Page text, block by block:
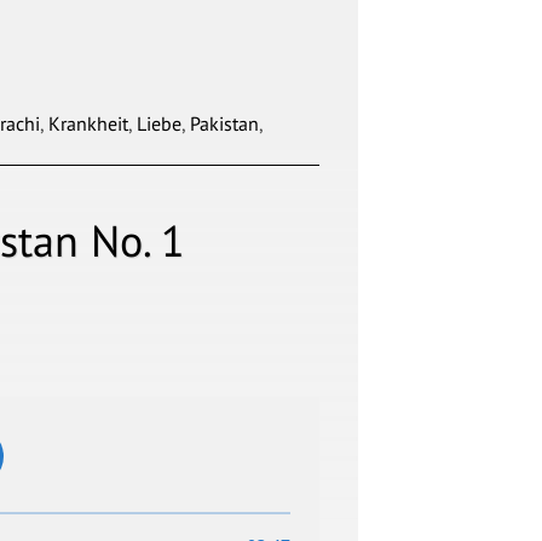
, Krankheit, Liebe, Pakistan,
No. 1